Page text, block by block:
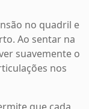
no quadril e
Ao sentar na
suavemente o
nos